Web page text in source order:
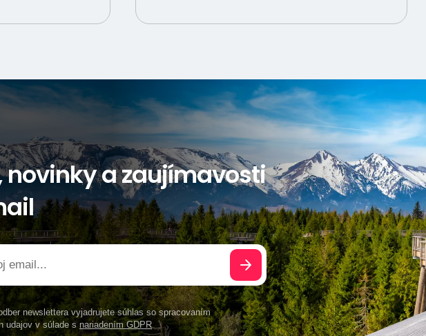
novinky a zaujímavosti
newslettera vyjadrujete súhlas so spracovaním
udajov v súlade snariadením GDPR